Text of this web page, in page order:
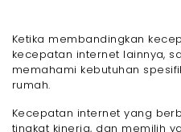
Ketika membandingkan
kecepatan internet lainnya,
memahami kebutuhan
rumah.
Kecepatan internet yang
tingkat kinerja, dan memilih